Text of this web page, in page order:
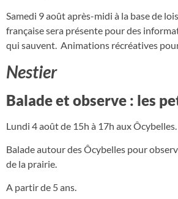
Samedi 9 août après-midi à la base de
française sera présente pour des
qui sauvent. Animations récréatives
Nestier
Balade et observe : les
Lundi 4 août de 15h à 17h aux Ôcybelles.
Balade autour des Ôcybelles pour
de la prairie.
A partir de 5 ans.